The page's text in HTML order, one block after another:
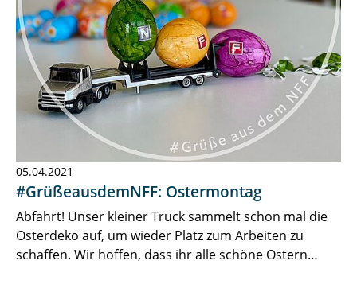
05.04.2021
#GrüßeausdemNFF: Ostermontag
Abfahrt! Unser kleiner Truck sammelt schon mal die
Osterdeko auf, um wieder Platz zum Arbeiten zu
schaffen. Wir hoffen, dass ihr alle schöne Ostern…